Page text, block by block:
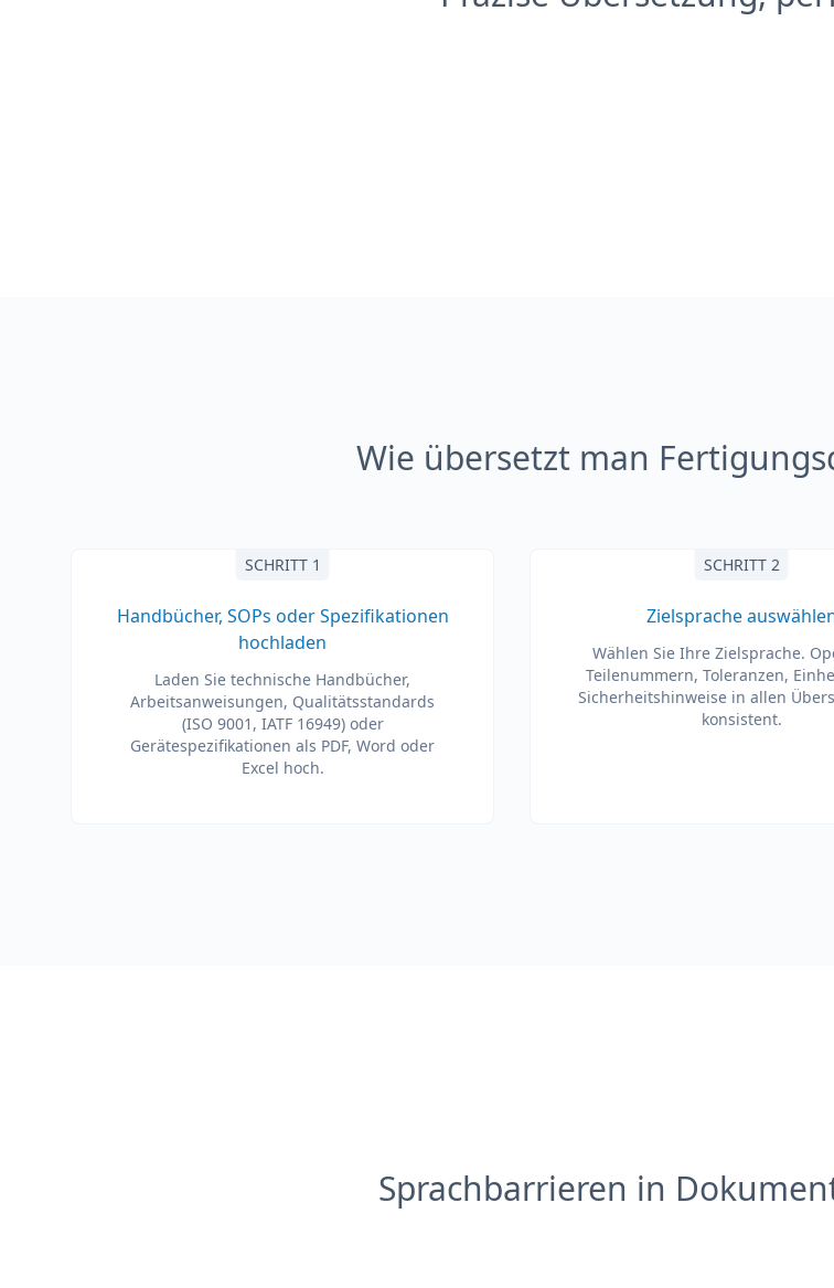
Wie übersetzt man
SCHRITT 1
Handbücher, SOPs oder Spezifikationen
hochladen
Laden Sie technische Handbücher,
Arbeitsanweisungen, Qualitätsstandards
(ISO 9001, IATF 16949) oder
Gerätespezifikationen als PDF, Word oder
Excel hoch.
SCHRITT 2
Zielsprache
Wählen Sie Ihre Zielsprache.
Teilenummern, Toleranzen,
Sicherheitshinweise in allen
konsistent.
Sprachbarrieren in